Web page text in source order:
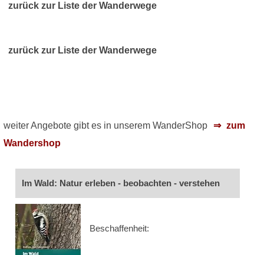
zurück zur Liste der Wanderwege
zurück zur Liste der Wanderwege
weiter Angebote gibt es in unserem WanderShop
zum
Wandershop
Im Wald: Natur erleben - beobachten - verstehen
Beschaffenheit: